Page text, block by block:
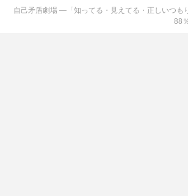
自己矛盾劇場 ―「知ってる・見えてる・正しいつも
88 ％